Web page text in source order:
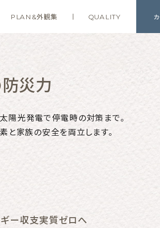
PLAN&外観集 QUALITY
災力
陽光発電で停電時の対策まで。
と家族の安全を両立します。
ー収支実質ゼロへ